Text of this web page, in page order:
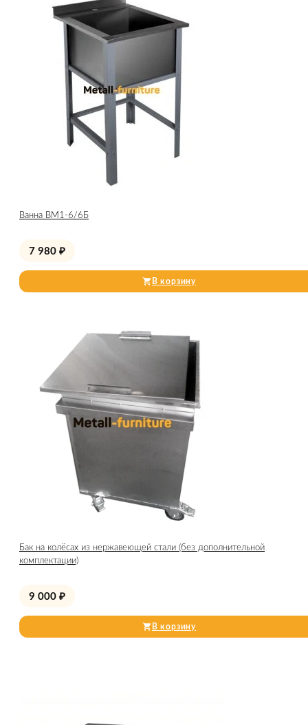
Ванна ВМ1-6/6Б
7 980 ₽
В корзину
Бак на колёсах из нержавеющей стали (без дополнительной
комплектации)
9 000 ₽
В корзину